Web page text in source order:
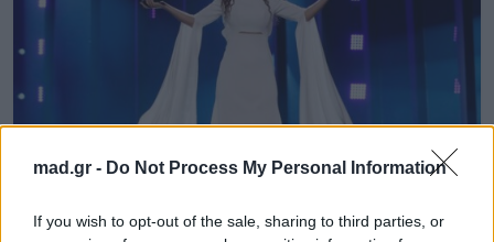
mad.gr - Do Not Process My Personal Information
If you wish to opt-out of the sale, sharing to third parties, or
News